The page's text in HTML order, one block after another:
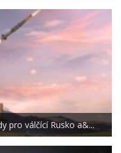
pro válčící Rusko a&...